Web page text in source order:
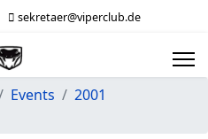
sekretaer@viperclub.de
Events
2001